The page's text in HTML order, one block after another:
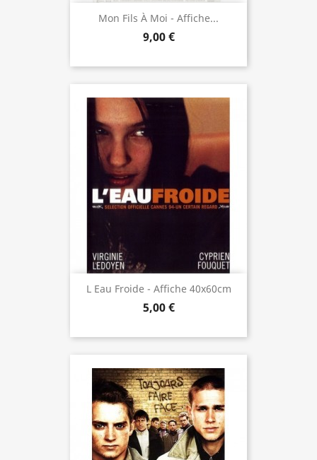
Mon Fils À Moi - Affiche...
9,00 €
L Eau Froide - Affiche 40x60cm
5,00 €